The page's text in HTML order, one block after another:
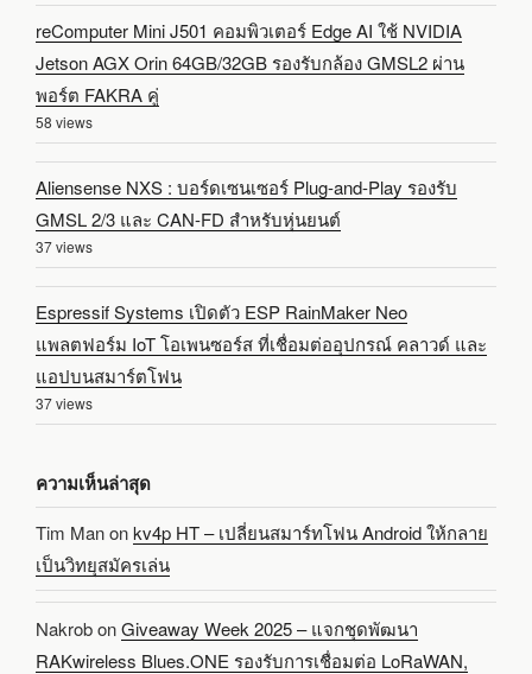
reComputer Mini J501 คอมพิวเตอร์ Edge AI ใช้ NVIDIA
Jetson AGX Orin 64GB/32GB รองรับกล้อง GMSL2 ผ่าน
พอร์ต FAKRA คู่
58 views
Aliensense NXS : บอร์ดเซนเซอร์ Plug-and-Play รองรับ
GMSL 2/3 และ CAN-FD สำหรับหุ่นยนต์
37 views
Espressif Systems เปิดตัว ESP RainMaker Neo
แพลตฟอร์ม IoT โอเพนซอร์ส ที่เชื่อมต่ออุปกรณ์ คลาวด์ และ
แอปบนสมาร์ตโฟน
37 views
ความเห็นล่าสุด
Tim Manonkv4p HT – เปลี่ยนสมาร์ทโฟน Android ให้กลาย
เป็นวิทยุสมัครเล่น
NakrobonGiveaway Week 2025 – แจกชุดพัฒนา
RAKwireless Blues.ONE รองรับการเชื่อมต่อ LoRaWAN,